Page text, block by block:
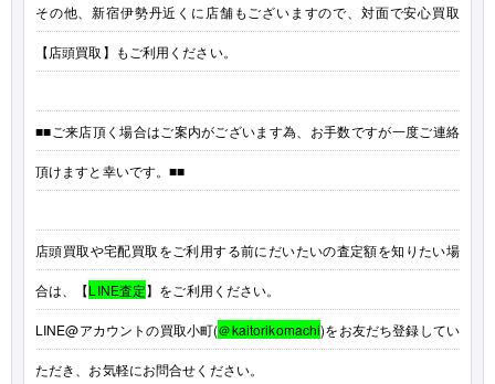
その他、新宿伊勢丹近くに店舗もございますので、対面で安心買取
【店頭買取】もご利用ください。
■■ご来店頂く場合はご案内がございます為、お手数ですが一度ご連絡
頂けますと幸いです。■■
店頭買取や宅配買取をご利用する前にだいたいの査定額を知りたい場
合は、【LINE査定】をご利用ください。
LINE@アカウントの買取小町(＠kaitorikomachi)をお友だち登録してい
ただき、お気軽にお問合せください。